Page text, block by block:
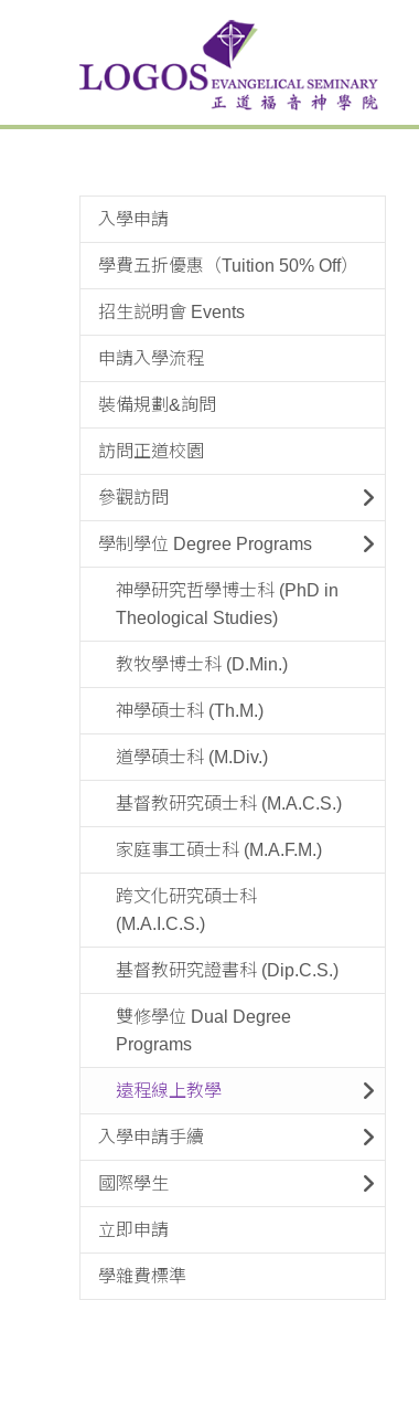
入學申請
學費五折優惠（Tuition 50% Off）
招生説明會 Events
申請入學流程
裝備規劃&詢問
訪問正道校園
參觀訪問
學制學位 Degree Programs
神學研究哲學博士科 (PhD in
Theological Studies)
教牧學博士科 (D.Min.)
神學碩士科 (Th.M.)
道學碩士科 (M.Div.)
基督教研究碩士科 (M.A.C.S.)
家庭事工碩士科 (M.A.F.M.)
跨文化研究碩士科
(M.A.I.C.S.)
基督教研究證書科 (Dip.C.S.)
雙修學位 Dual Degree
Programs
遠程線上教學
入學申請手續
國際學生
立即申請
學雜費標準